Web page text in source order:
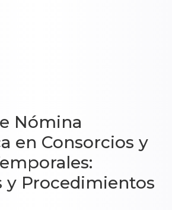
Nómina
en Consorcios y
y Procedimientos